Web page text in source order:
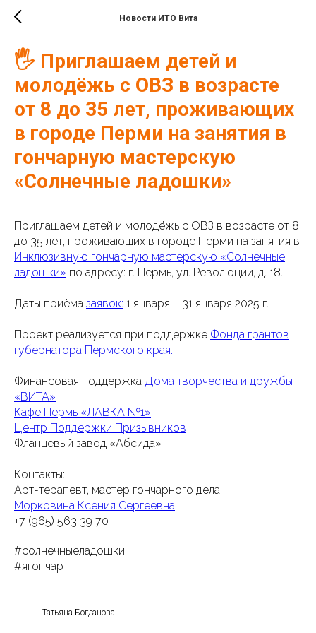
Новости ИТО Вита
🖐 Приглашаем детей и
молодёжь с ОВЗ в возрасте
от 8 до 35 лет, проживающих
в городе Перми на занятия в
гончарную мастерскую
«Солнечные ладошки»
Приглашаем детей и молодёжь с ОВЗ в возрасте от 8
до 35 лет, проживающих в городе Перми на занятия в
Инклюзивную гончарную мастерскую «Солнечные
ладошки» по адресу: г. Пермь, ул. Революции, д. 18.
Даты приёма заявок: 1 января – 31 января 2025 г.
Проект реализуется при поддержке Фонда грантов
губернатора Пермского края.
Финансовая поддержка Дома творчества и дружбы
«ВИТА»
Кафе Пермь «ЛАВКА №1»
Центр Поддержки Призывников
Фланцевый завод «Абсида»
Контакты:
Арт-терапевт, мастер гончарного дела
Морковина Ксения Сергеевна
+7 (965) 563 39 70
#солнечныеладошки
#ягончар
Татьяна Богданова